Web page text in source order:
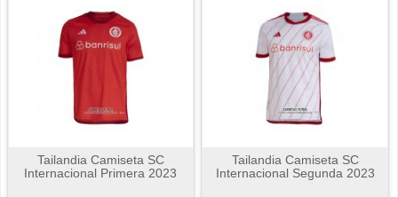
Tailandia Camiseta SC
Internacional Primera 2023
Tailandia Camiseta SC
Internacional Segunda 2023